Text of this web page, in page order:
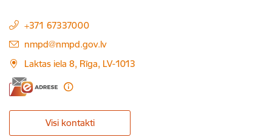
+371 67337000
E-pasts:
nmpd@nmpd.gov.lv
Laktas iela 8, Rīga, LV-1013
Visi kontakti